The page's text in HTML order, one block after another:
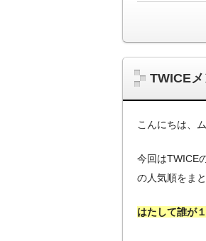
TWICE
こんにちは、
今回はTWICE
の人気順をま
はたして誰が